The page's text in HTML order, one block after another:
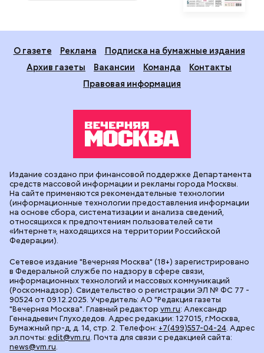
О газете Реклама
Подписка на бумажные издания
Архив газеты
Вакансии Команда
Контакты
Правовая информация
Сетевое издание "Вечерняя Москва" (18+) зарегистрировано
в Федеральной службе по надзору в сфере связи,
информационных технологий и массовых коммуникаций
(Роскомнадзор). Свидетельство о регистрации ЭЛ № ФС 77 -
90524 от 09.12.2025. Учредитель: АО "Редакция газеты
"Вечерняя Москва". Главный редактор vm.ru: Александр
Геннадьевич Глуходедов. Адрес редакции: 127015, г.Москва,
Бумажный пр-д, д. 14, стр. 2. Телефон: +7(499)557-04-24. Адрес
эл.почты: edit@vm.ru. Почта для связи с редакцией сайта:
news@vm.ru.
Издание создано при финансовой поддержке Департамента
средств массовой информации и рекламы города Москвы.
На сайте применяются рекомендательные технологии
(информационные технологии предоставления информации
на основе сбора, систематизации и анализа сведений,
относящихся к предпочтениям пользователей сети
«Интернет», находящихся на территории Российской
Федерации).